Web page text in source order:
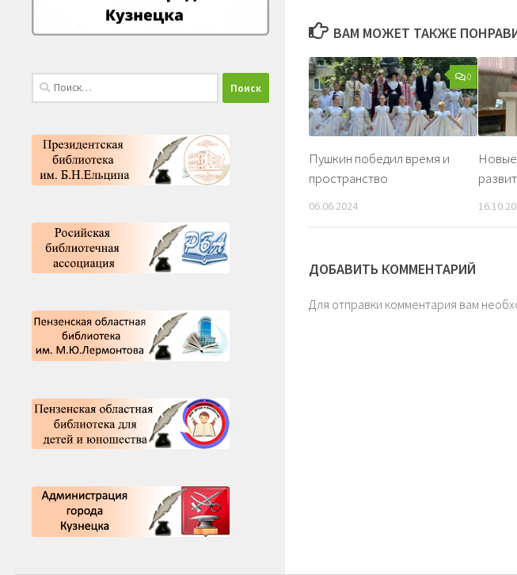
ВАМ МОЖЕТ ТАКЖЕ
0
Пушкин победил время и
пространство
06.06.2024
ДОБАВИТЬ КОММЕНТАРИЙ
Для отправки комментария вам
Найти: